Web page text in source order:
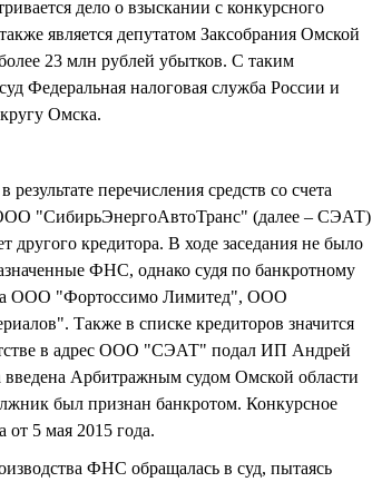
дело о взыскании с конкурсного
является депутатом Заксобрания Омской
23 млн рублей убытков. С таким
Федеральная налоговая служба России и
Омска.
перечисления средств со счета
"СибирьЭнергоАвтоТранс" (далее – СЭАТ)
другого кредитора. В ходе заседания не было
ФНС, однако судя по банкротному
ООО "Фортоссимо Лимитед", ООО
Также в списке кредиторов значится
в адрес ООО "СЭАТ" подал ИП Андрей
Арбитражным судом Омской области
был признан банкротом. Конкурсное
от 5 мая 2015 года.
ФНС обращалась в суд, пытаясь